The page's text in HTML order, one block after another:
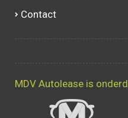
Contact
MDV Autolease is